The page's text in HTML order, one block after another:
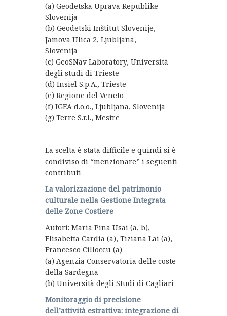
(a) Geodetska Uprava Republike
Slovenija
(b) Geodetski Inštitut Slovenije,
Jamova Ulica 2, Ljubljana,
Slovenija
(c) GeoSNav Laboratory, Università
degli studi di Trieste
(d) Insiel S.p.A., Trieste
(e) Regione del Veneto
(f) IGEA d.o.o., Ljubljana, Slovenija
(g) Terre S.r.l., Mestre
La scelta è stata difficile e quindi si è
condiviso di “menzionare” i seguenti
contributi
La valorizzazione del patrimonio
culturale nella Gestione Integrata
delle Zone Costiere
Autori: Maria Pina Usai (a, b),
Elisabetta Cardia (a), Tiziana Lai (a),
Francesco Cilloccu (a)
(a) Agenzia Conservatoria delle coste
della Sardegna
(b) Università degli Studi di Cagliari
Monitoraggio di precisione
dell’attività estrattiva: integrazione di